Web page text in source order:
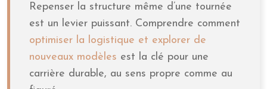
Repenser la structure même d’une tournée
est un levier puissant. Comprendre comment
optimiser la logistique et explorer de
nouveaux modèles est la clé pour une
carrière durable, au sens propre comme au